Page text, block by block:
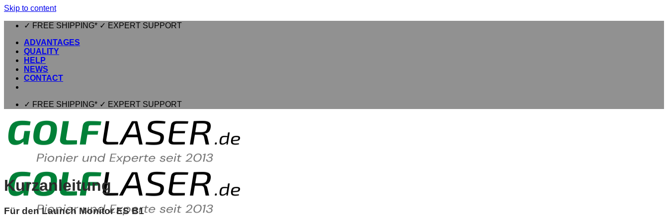
Skip to content
✓ FREE SHIPPING* ✓ EXPERT SUPPORT
ADVANTAGES
QUALITY
HELP
NEWS
CONTACT
✓ FREE SHIPPING* ✓ EXPERT SUPPORT
Kurzanleitung
Für den Launch Monitor ES B1